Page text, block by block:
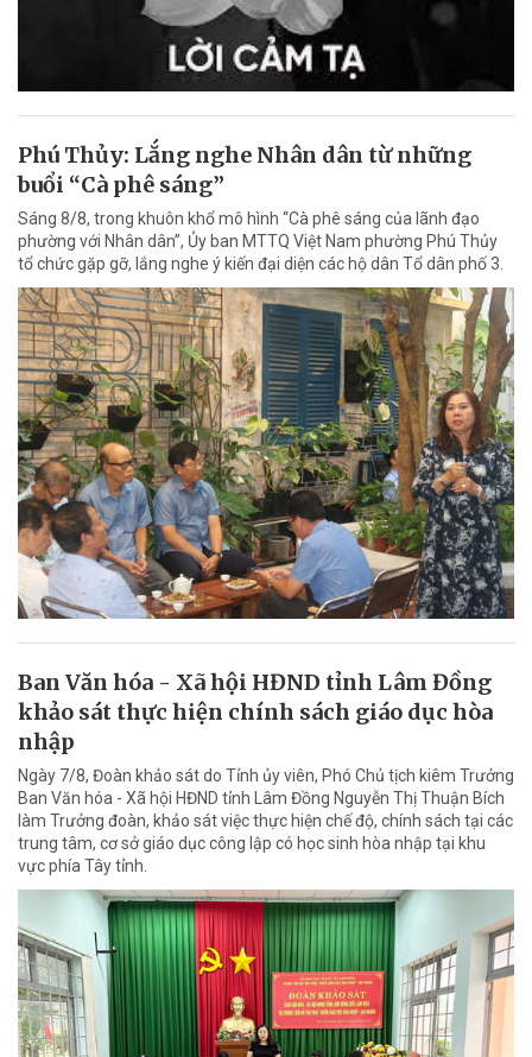
Phú Thủy: Lắng nghe Nhân dân từ những
buổi “Cà phê sáng”
Sáng 8/8, trong khuôn khổ mô hình “Cà phê sáng của lãnh đạo
phường với Nhân dân”, Ủy ban MTTQ Việt Nam phường Phú Thủy
tổ chức gặp gỡ, lắng nghe ý kiến đại diện các hộ dân Tổ dân phố 3.
Ban Văn hóa - Xã hội HĐND tỉnh Lâm Đồng
khảo sát thực hiện chính sách giáo dục hòa
nhập
Ngày 7/8, Đoàn khảo sát do Tỉnh ủy viên, Phó Chủ tịch kiêm Trưởng
Ban Văn hóa - Xã hội HĐND tỉnh Lâm Đồng Nguyễn Thị Thuận Bích
làm Trưởng đoàn, khảo sát việc thực hiện chế độ, chính sách tại các
trung tâm, cơ sở giáo dục công lập có học sinh hòa nhập tại khu
vực phía Tây tỉnh.